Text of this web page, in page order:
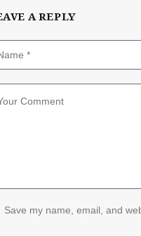
A REPLY
Save my name, email, and